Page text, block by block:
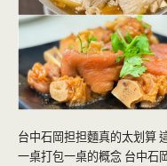
台中石岡担担麵真的太划算
一桌打包一桌的概念 台中石